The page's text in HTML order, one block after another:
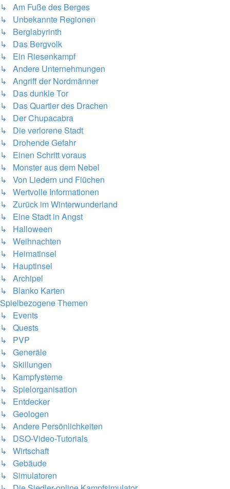
↳ Am Fuße des Berges
↳ Unbekannte Regionen
↳ Berglabyrinth
↳ Das Bergvolk
↳ Ein Riesenkampf
↳ Andere Unternehmungen
↳ Angriff der Nordmänner
↳ Das dunkle Tor
↳ Das Quartier des Drachen
↳ Der Chupacabra
↳ Die verlorene Stadt
↳ Drohende Gefahr
↳ Einen Schritt voraus
↳ Monster aus dem Nebel
↳ Von Liedern und Flüchen
↳ Wertvolle Informationen
↳ Zurück im Winterwunderland
↳ Eine Stadt in Angst
↳ Halloween
↳ Weihnachten
↳ Heimatinsel
↳ Hauptinsel
↳ Archipel
↳ Blanko Karten
Spielbezogene Themen
↳ Events
↳ Quests
↳ PVP
↳ Generäle
↳ Skillungen
↳ Kampfysteme
↳ Spielorganisation
↳ Entdecker
↳ Geologen
↳ Andere Persönlichkeiten
↳ DSO-Video-Tutorials
↳ Wirtschaft
↳ Gebäude
↳ Simulatoren